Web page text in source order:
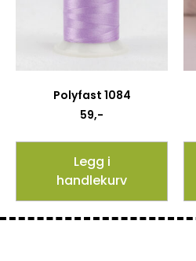
Polyfast 1084
59,-
Legg i
handlekurv